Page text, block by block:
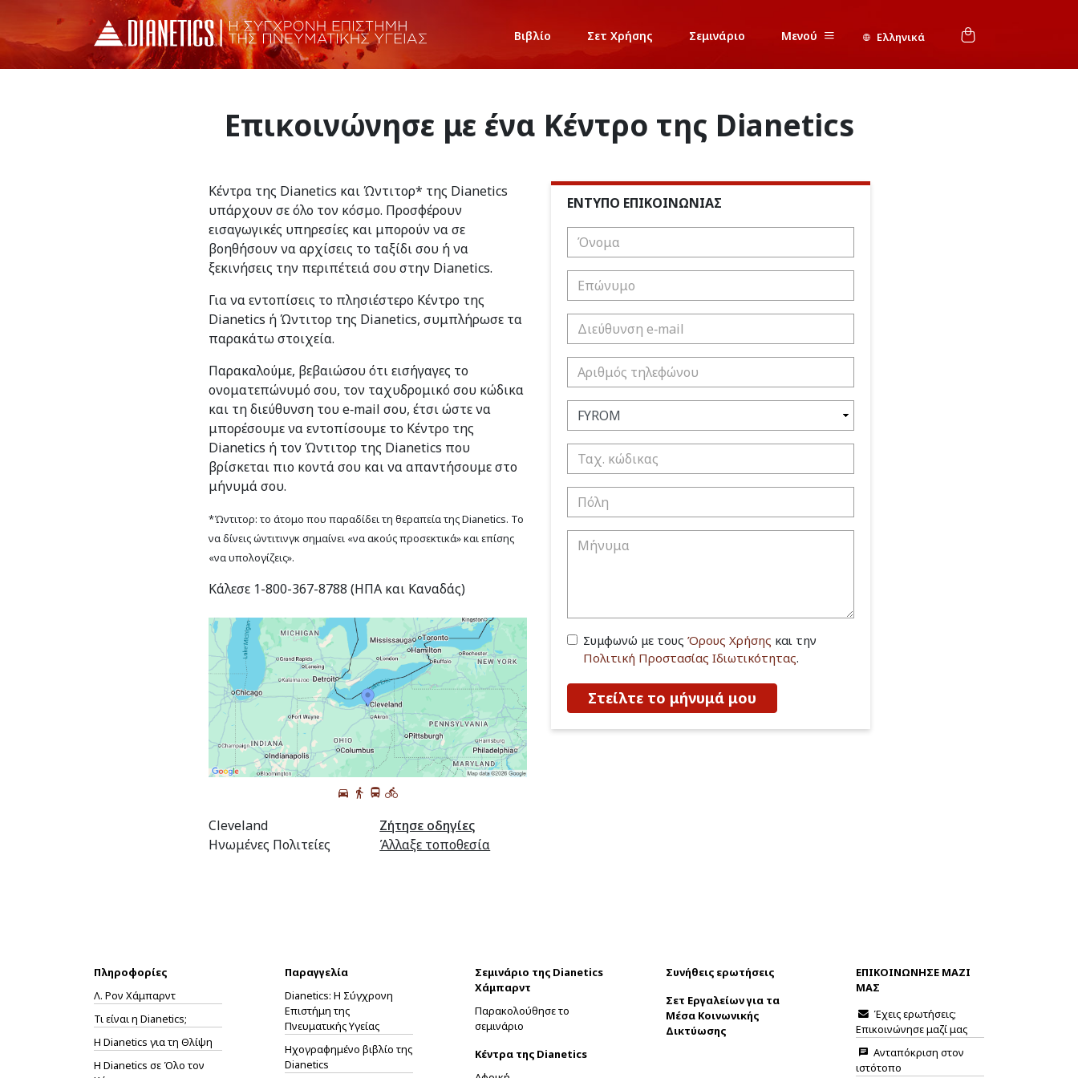
Βιβλίο Σετ Χρήσης Σεμινάριο Μενού Ελληνικά
Επικοινώνησε με ένα Κέντρο της Dianetics
Κέντρα της Dianetics και Ώντιτορ* της Dianetics
υπάρχουν σε όλο τον κόσμο. Προσφέρουν
εισαγωγικές υπηρεσίες και μπορούν να σε
βοηθήσουν να αρχίσεις το ταξίδι σου ή να
ξεκινήσεις την περιπέτειά σου στην Dianetics.
Για να εντοπίσεις το πλησιέστερο Κέντρο της
Dianetics ή Ώντιτορ της Dianetics, συμπλήρωσε τα
παρακάτω στοιχεία.
Παρακαλούμε, βεβαιώσου ότι εισήγαγες το
ονοματεπώνυμό σου, τον ταχυδρομικό σου κώδικα
και τη διεύθυνση του e‑mail σου, έτσι ώστε να
μπορέσουμε να εντοπίσουμε το Κέντρο της
Dianetics ή τον Ώντιτορ της Dianetics που
βρίσκεται πιο κοντά σου και να απαντήσουμε στο
μήνυμά σου.
*Ώντιτορ: το άτομο που παραδίδει τη θεραπεία της Dianetics. Το
να δίνεις ώντιτινγκ σημαίνει «να ακούς προσεκτικά» και επίσης
«να υπολογίζεις».
Κάλεσε 1-800-367-8788 (ΗΠΑ και Καναδάς)
Cleveland
Ηνωμένες Πολιτείες
Ζήτησε οδηγίες
Άλλαξε τοποθεσία
ΕΝΤΥΠΟ ΕΠΙΚΟΙΝΩΝΙΑΣ
Συμφωνώ με τους Όρους Χρήσης και την
Πολιτική Προστασίας Ιδιωτικότητας.
Στείλτε το μήνυμά μου
Πληροφορίες
Λ. Ρον Χάμπαρντ
Τι είναι η Dianetics;
Η Dianetics για τη Θλίψη
Η Dianetics σε Όλο τον
Παραγγελία
Dianetics: Η Σύγχρονη
Επιστήμη της
Πνευματικής Υγείας
Ηχογραφημένο βιβλίο της
Dianetics
Σεμινάριο της Dianetics
Χάμπαρντ
Παρακολούθησε το
σεμινάριο
Κέντρα της Dianetics
Συνήθεις ερωτήσεις
Σετ Εργαλείων για τα
Μέσα Κοινωνικής
Δικτύωσης
ΕΠΙΚΟΙΝΩΝΗΣΕ ΜΑΖΙ
ΜΑΣ
Έχεις ερωτήσεις;
Επικοινώνησε μαζί μας
Ανταπόκριση στον
ιστότοπο